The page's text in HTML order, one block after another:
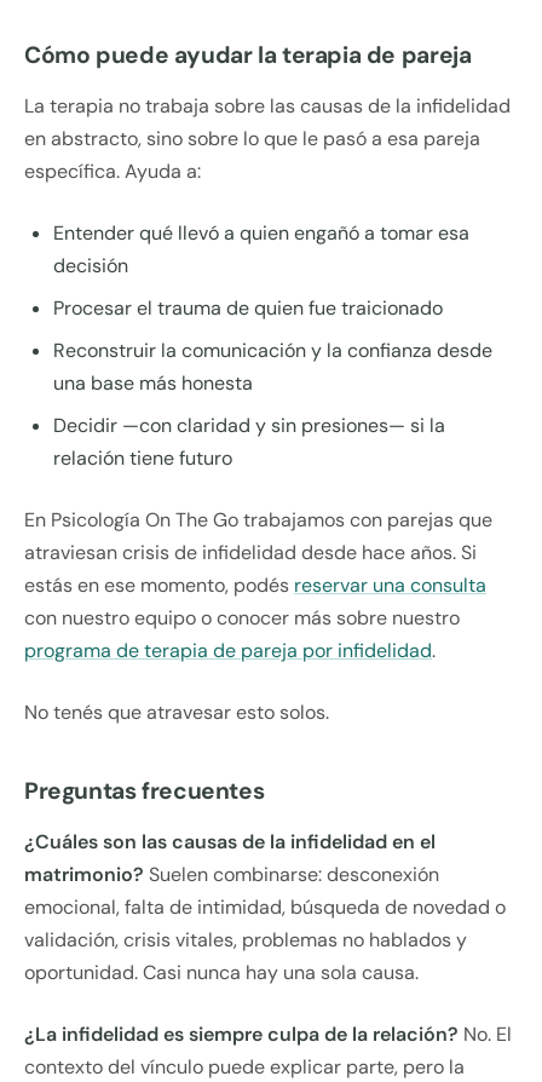
Cómo puede ayudar la terapia de pareja
La terapia no trabaja sobre las causas de la infidelidad
en abstracto, sino sobre lo que le pasó a esa pareja
específica. Ayuda a:
Entender qué llevó a quien engañó a tomar esa
decisión
Procesar el trauma de quien fue traicionado
Reconstruir la comunicación y la confianza desde
una base más honesta
Decidir —con claridad y sin presiones— si la
relación tiene futuro
En Psicología On The Go trabajamos con parejas que
atraviesan crisis de infidelidad desde hace años. Si
estás en ese momento, podés reservar una consulta
con nuestro equipo o conocer más sobre nuestro
programa de terapia de pareja por infidelidad.
No tenés que atravesar esto solos.
Preguntas frecuentes
¿Cuáles son las causas de la infidelidad en el
matrimonio? Suelen combinarse: desconexión
emocional, falta de intimidad, búsqueda de novedad o
validación, crisis vitales, problemas no hablados y
oportunidad. Casi nunca hay una sola causa.
¿La infidelidad es siempre culpa de la relación? No. El
contexto del vínculo puede explicar parte, pero la